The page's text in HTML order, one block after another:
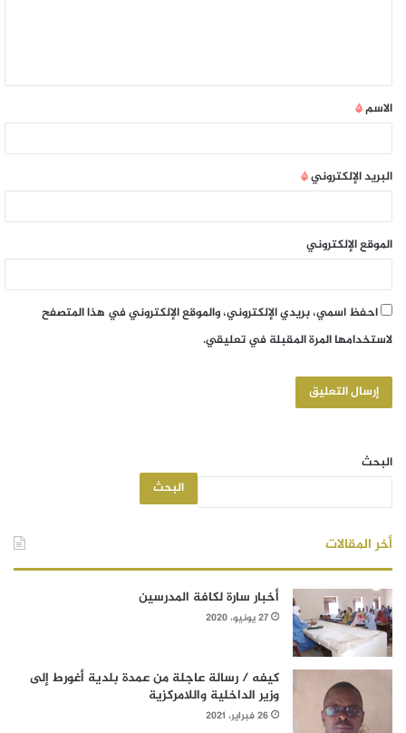
الاسم*
البريد الإلكتروني*
الموقع الإلكتروني
احفظ اسمي، بريدي الإلكتروني، والموقع الإلكتروني في هذا المتصفح
لاستخدامها المرة المقبلة في تعليقي.
البحث
البحث
أخر المقالات
أخبار سارة لكافة المدرسين
27 يونيو، 2020
كيفه / رسالة عاجلة من عمدة بلدية أغورط إلى
وزير الداخلية واللامركزية
26 فبراير، 2021